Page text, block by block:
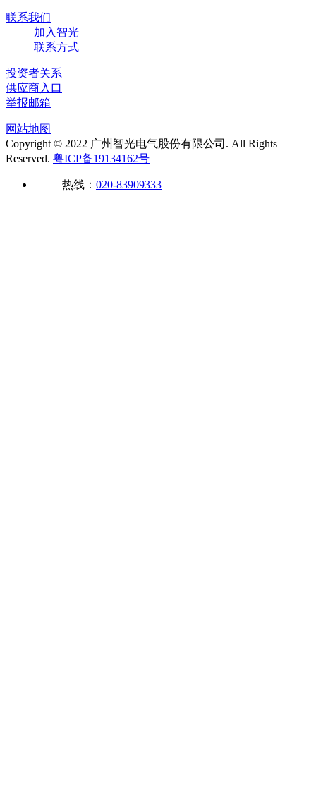
联系我们
加入智光
联系方式
投资者关系
供应商入口
举报邮箱
网站地图
Copyright © 2022 广州智光电气股份有限公司. All Rights
Reserved. 粤ICP备19134162号
热线： 020-83909333